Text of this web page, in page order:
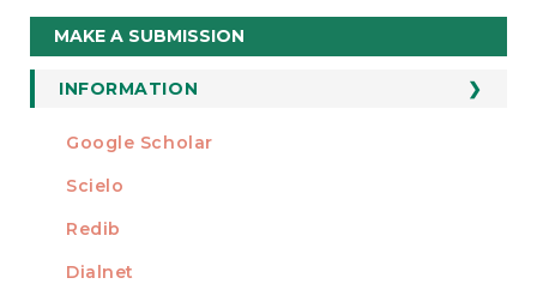
Make
a
Submission
MAKE A SUBMISSION
INFORMATION
For Readers
For Librarians
INDEXED AT
Google Scholar
Scielo
Redib
Dialnet